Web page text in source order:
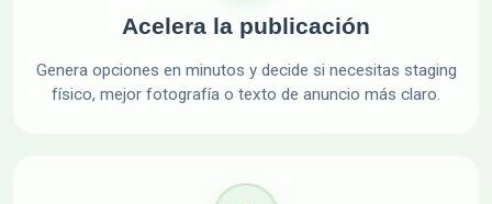
Acelera la publicación
Genera opciones en minutos y decide si necesitas staging
físico, mejor fotografía o texto de anuncio más claro.